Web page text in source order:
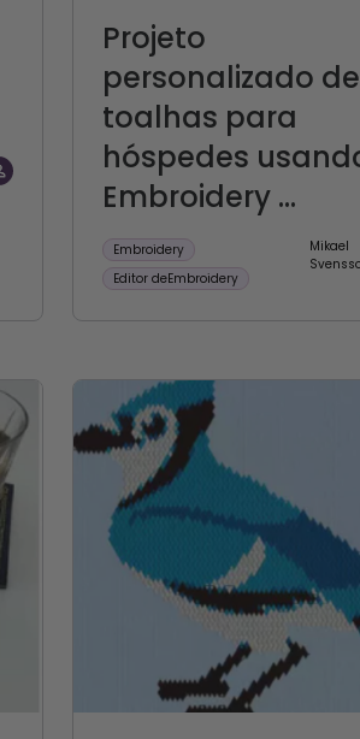
Projeto
personalizado de
toalhas para
hóspedes
Embroidery ...
Embroidery
Editor deEmbroidery
Mikael